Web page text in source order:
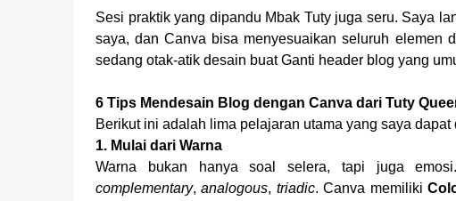
Sesi praktik yang dipandu Mbak Tuty juga seru. Saya
saya, dan Canva bisa menyesuaikan seluruh elemen
sedang otak-atik desain buat Ganti header blog yang
6 Tips Mendesain Blog dengan Canva dari Tuty
Berikut ini adalah lima pelajaran utama yang saya
1. Mulai dari Warna
Warna bukan hanya soal selera, tapi juga
complementary,analogous, triadic. Canva memiliki